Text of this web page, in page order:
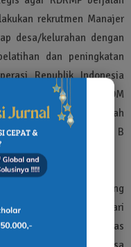
rekrutmen Manajer
desa/kelurahan dengan
dan peningkatan
Republik Indonesia
juga membentuk SDM
Indonesia dengan istilah
Assistant (PMO dan B
sangat bergantung
semua pihak baik dari
berwenang, petugas